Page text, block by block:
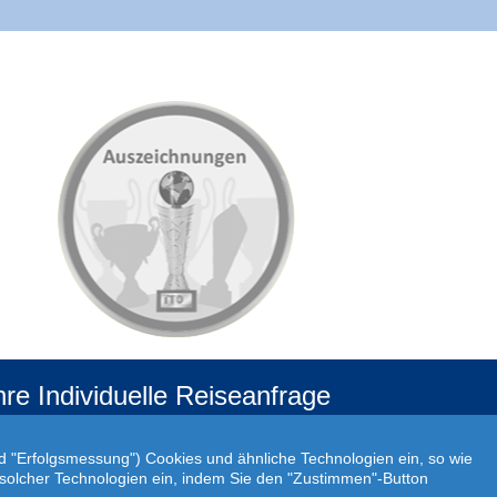
Individuelle Reiseanfrage
Ihre individuellen Reisewünsche erstellen wir Ihnen
ein persönliches Angebot.
Cookies und ähnliche Technologien ein, so wie
Technologien ein, indem Sie den "Zustimmen"-Button